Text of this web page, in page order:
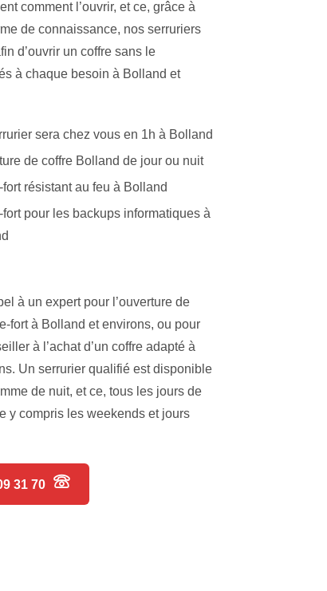
comment l’ouvrir, et ce, grâce à
de connaissance, nos serruriers
d’ouvrir un coffre sans le
à chaque besoin à Bolland et
sera chez vous en 1h à Bolland
de coffre Bolland de jour ou nuit
fort résistant au feu à Bolland
fort pour les backups informatiques à
à un expert pour l’ouverture de
fort à Bolland et environs, ou pour
à l’achat d’un coffre adapté à
Un serrurier qualifié est disponible
de nuit, et ce, tous les jours de
y compris les weekends et jours
31 70